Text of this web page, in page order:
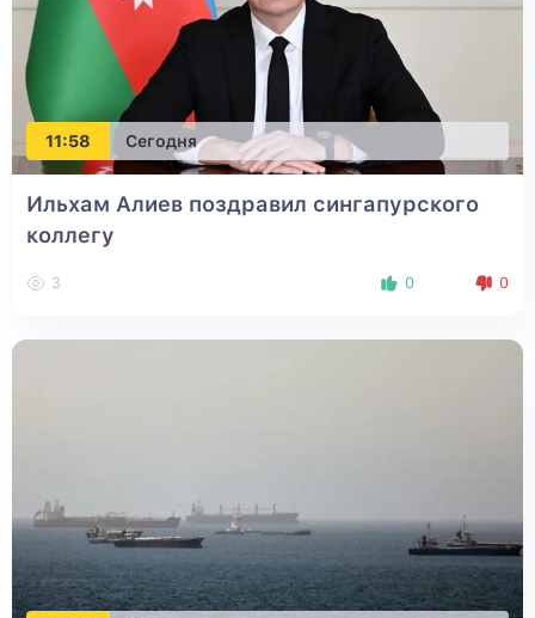
11:58 Сегодня
Ильхам Алиев поздравил сингапурского
коллегу
3 0 0